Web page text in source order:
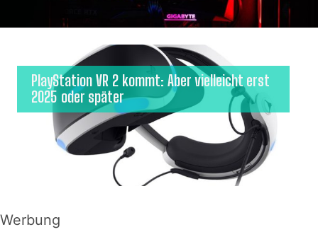
PlayStation VR 2 kommt: Aber vielleicht erst
2025 oder später
Werbung